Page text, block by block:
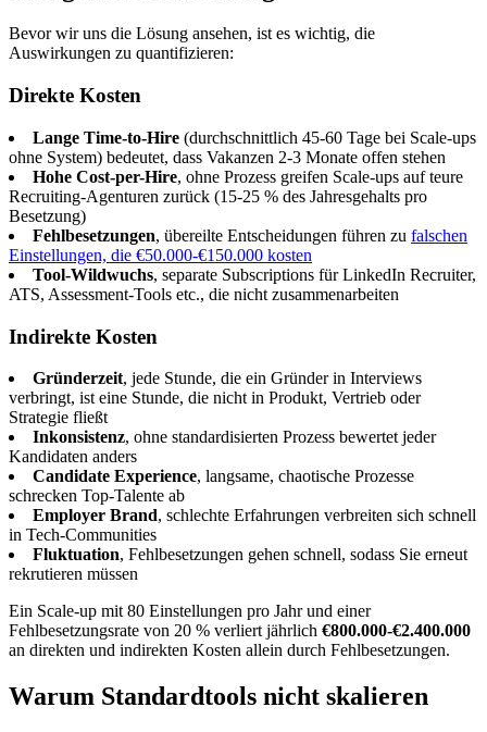
Bevor wir uns die Lösung ansehen, ist es wichtig, die
Auswirkungen zu quantifizieren:
Direkte Kosten
Lange Time-to-Hire (durchschnittlich 45-60 Tage bei Scale-ups
ohne System) bedeutet, dass Vakanzen 2-3 Monate offen stehen
Hohe Cost-per-Hire, ohne Prozess greifen Scale-ups auf teure
Recruiting-Agenturen zurück (15-25 % des Jahresgehalts pro
Besetzung)
Fehlbesetzungen, übereilte Entscheidungen führen zu falschen
Einstellungen, die €50.000-€150.000 kosten
Tool-Wildwuchs, separate Subscriptions für LinkedIn Recruiter,
ATS, Assessment-Tools etc., die nicht zusammenarbeiten
Indirekte Kosten
Gründerzeit, jede Stunde, die ein Gründer in Interviews
verbringt, ist eine Stunde, die nicht in Produkt, Vertrieb oder
Strategie fließt
Inkonsistenz, ohne standardisierten Prozess bewertet jeder
Kandidaten anders
Candidate Experience, langsame, chaotische Prozesse
schrecken Top-Talente ab
Employer Brand, schlechte Erfahrungen verbreiten sich schnell
in Tech-Communities
Fluktuation, Fehlbesetzungen gehen schnell, sodass Sie erneut
rekrutieren müssen
Ein Scale-up mit 80 Einstellungen pro Jahr und einer
Fehlbesetzungsrate von 20 % verliert jährlich €800.000-€2.400.000
an direkten und indirekten Kosten allein durch Fehlbesetzungen.
Warum Standardtools nicht skalieren